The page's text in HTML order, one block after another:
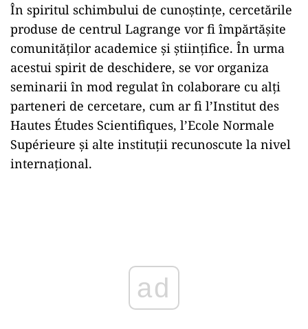
În spiritul schimbului de cunoștințe, cercetările
produse de centrul Lagrange vor fi împărtășite
comunităților academice și științifice. În urma
acestui spirit de deschidere, se vor organiza
seminarii în mod regulat în colaborare cu alți
parteneri de cercetare, cum ar fi l’Institut des
Hautes Études Scientifiques, l’Ecole Normale
Supérieure și alte instituții recunoscute la nivel
internațional.